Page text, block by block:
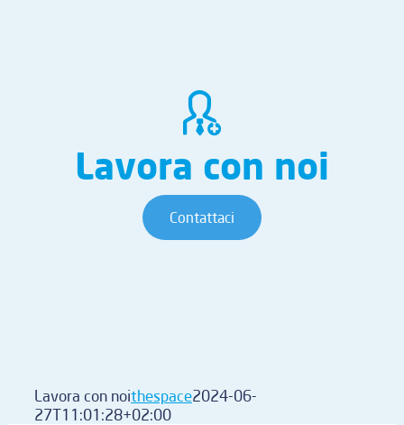
Lavora con noi
Contattaci
Lavora con noithespace2024-06-
27T11:01:28+02:00